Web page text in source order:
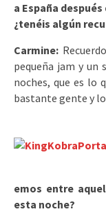
a España
¿tenéis algún
Carmine:
pequeña jam y un
noches, que es lo
bastante gente y
emos entre
esta noche?